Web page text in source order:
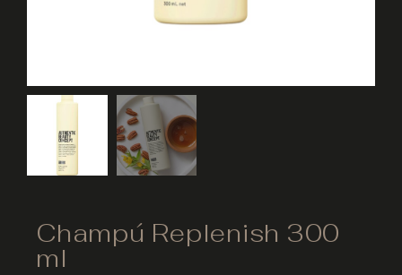
Champú Replenish 300
ml